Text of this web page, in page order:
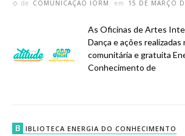
de COMUNICAÇÃO IORM em 15 DE MARÇO
As Oficinas de Artes
Dança e ações realizadas
comunitária e gratuita
Conhecimento de
B IBLIOTECA ENERGIA DO CONHECIMENTO